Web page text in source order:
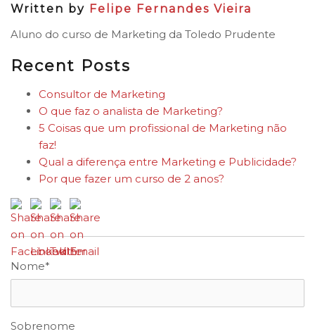
Written by Felipe Fernandes Vieira
Aluno do curso de Marketing da Toledo Prudente
Recent Posts
Consultor de Marketing
O que faz o analista de Marketing?
5 Coisas que um profissional de Marketing não
faz!
Qual a diferença entre Marketing e Publicidade?
Por que fazer um curso de 2 anos?
Nome*
Sobrenome